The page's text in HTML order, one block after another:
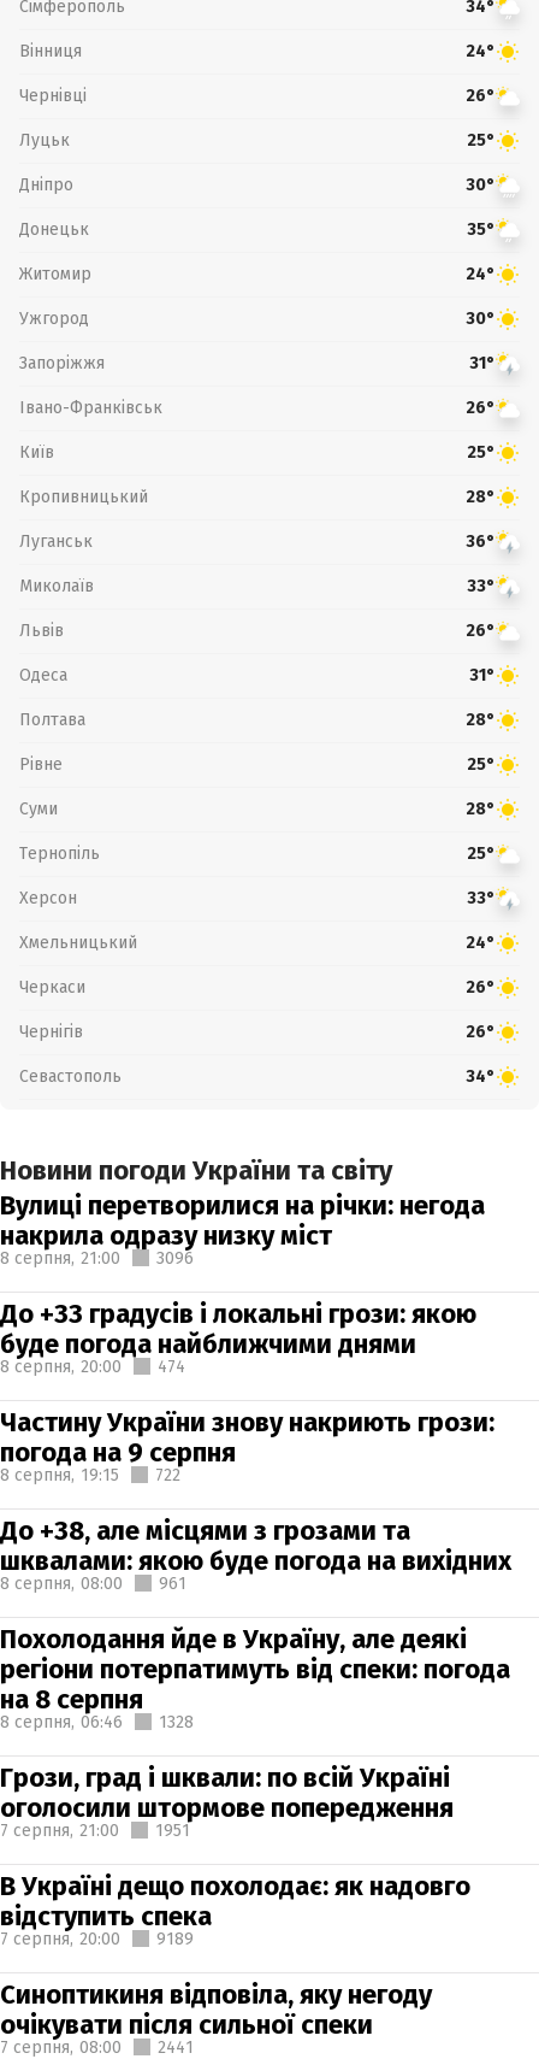
Сімферополь 34°
Вінниця 24°
Чернівці 26°
Луцьк 25°
Дніпро 30°
Донецьк 35°
Житомир 24°
Ужгород 30°
Запоріжжя 31°
Івано-Франківськ 26°
Київ 25°
Кропивницький 28°
Луганськ 36°
Миколаїв 33°
Львів 26°
Одеса 31°
Полтава 28°
Рівне 25°
Суми 28°
Тернопіль 25°
Херсон 33°
Хмельницький 24°
Черкаси 26°
Чернігів 26°
Севастополь 34°
Новини погоди України та світу
Вулиці перетворилися на річки: негода
накрила одразу низку міст
8 серпня, 21:00 3096
До +33 градусів і локальні грози: якою
буде погода найближчими днями
8 серпня, 20:00 474
Частину України знову накриють грози:
погода на 9 серпня
8 серпня, 19:15 722
До +38, але місцями з грозами та
шквалами: якою буде погода на вихідних
8 серпня, 08:00 961
Похолодання йде в Україну, але деякі
регіони потерпатимуть від спеки: погода
на 8 серпня
8 серпня, 06:46 1328
Грози, град і шквали: по всій Україні
оголосили штормове попередження
7 серпня, 21:00 1951
В Україні дещо похолодає: як надовго
відступить спека
7 серпня, 20:00 9189
Синоптикиня відповіла, яку негоду
очікувати після сильної спеки
7 серпня, 08:00 2441